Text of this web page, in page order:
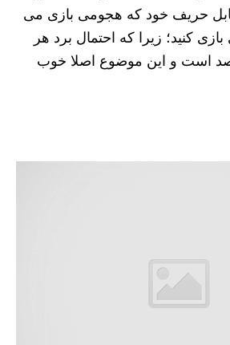
حریف خود که هجومی بازی می
کنید؛ زیرا که احتمال برد هر
از شما 50 درصد است و این موضوع اصلا خوب